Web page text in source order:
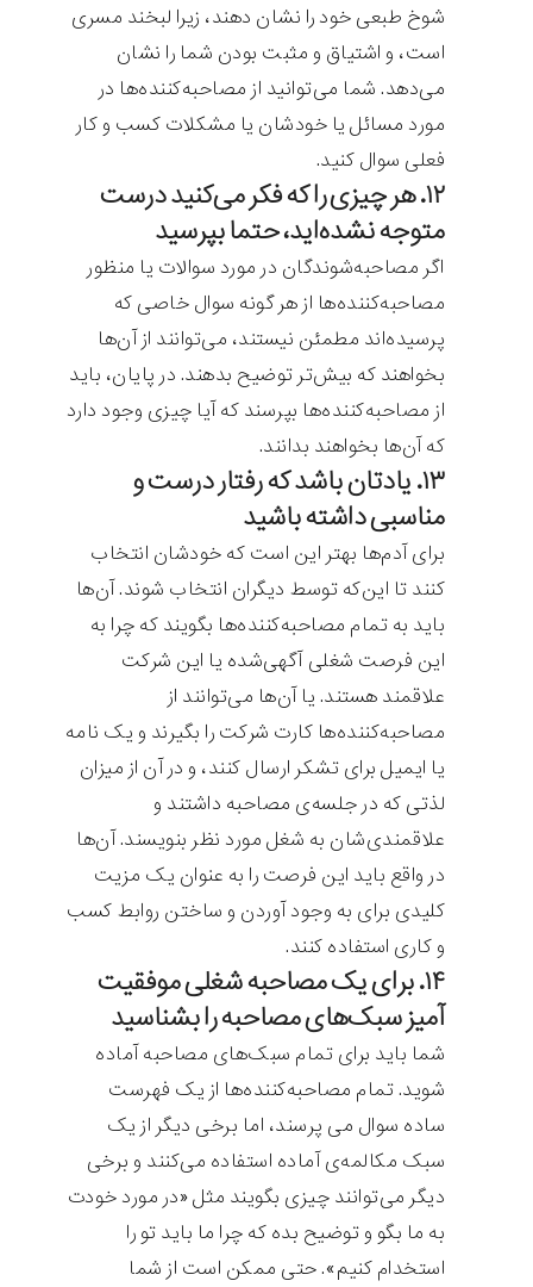
شوخ طبعی خود را نشان دهند، زیرا لبخند مسری
است، و اشتیاق و مثبت بودن شما را نشان
می‌دهد. شما می‌توانید از مصاحبه‌کننده‌ها در
مورد مسائل یا خودشان یا مشکلات کسب و کار
فعلی سوال کنید.
۱۲. هر چیزی را که فکر می‌کنید درست
متوجه نشده‌اید، حتما بپرسید
اگر مصاحبه‌شوندگان در مورد سوالات یا منظور
مصاحبه‌کننده‌ها از هر گونه سوال خاصی که
پرسیده‌اند مطمئن نیستند، می‌توانند از آن‌ها
بخواهند که بیش‌تر توضیح بدهند. در پایان، باید
از مصاحبه‌کننده‌ها بپرسند که آیا چیزی وجود دارد
که آن‌ها بخواهند بدانند.
۱۳. یادتان باشد که رفتار درست و
مناسبی داشته باشید
برای آدم‌ها بهتر این است که خودشان انتخاب
کنند تا این‌که توسط دیگران انتخاب شوند. آن‌ها
باید به تمام مصاحبه‌کننده‌ها بگویند که چرا به
این فرصت شغلی آگهی‌شده یا این شرکت
علاقمند هستند. یا آن‌ها می‌توانند از
مصاحبه‌کننده‌ها کارت شرکت را بگیرند و یک نامه
یا ایمیل برای تشکر ارسال کنند، و در آن از میزان
لذتی که در جلسه‌ی مصاحبه داشتند و
علاقمندی‌شان به شغل مورد نظر بنویسند. آن‌ها
در واقع باید این فرصت را به عنوان یک مزیت
کلیدی برای به وجود آوردن و ساختن روابط کسب
و کاری استفاده کنند.
۱۴. برای یک مصاحبه شغلی موفقیت
آمیز سبک‌های مصاحبه را بشناسید
شما باید برای تمام سبک‌های مصاحبه آماده
شوید. تمام مصاحبه‌کننده‌ها از یک فهرست
ساده سوال می پرسند، اما برخی دیگر از یک
سبک مکالمه‌ی آماده استفاده می‌کنند و برخی
دیگر می‌توانند چیزی بگویند مثل «در مورد خودت
به ما بگو و توضیح بده که چرا ما باید تو را
استخدام کنیم». حتی ممکن است از شما